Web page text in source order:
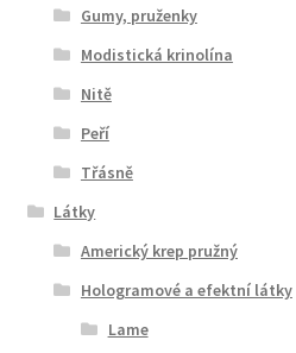
Gumy, pruženky
Modistická krinolína
Nitě
Peří
Třásně
Látky
Americký krep pružný
Hologramové a efektní látky
Lame